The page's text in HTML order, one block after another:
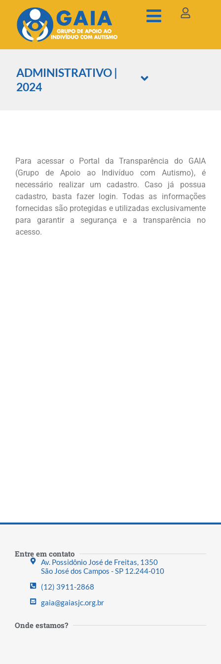
ADMINISTRATIVO |
2024
Para acessar o Portal da Transparência do GAIA
(Grupo de Apoio ao Indivíduo com Autismo), é
necessário realizar um cadastro. Caso já possua
cadastro, basta fazer login. Todas as informações
fornecidas são protegidas e utilizadas exclusivamente
para garantir a segurança e a transparência no
acesso.
Entre em contato
Av. Possidônio José de Freitas, 1350
São José dos Campos - SP 12.244-010
(12) 3911-2868
gaia@gaiasjc.org.br
Onde estamos?